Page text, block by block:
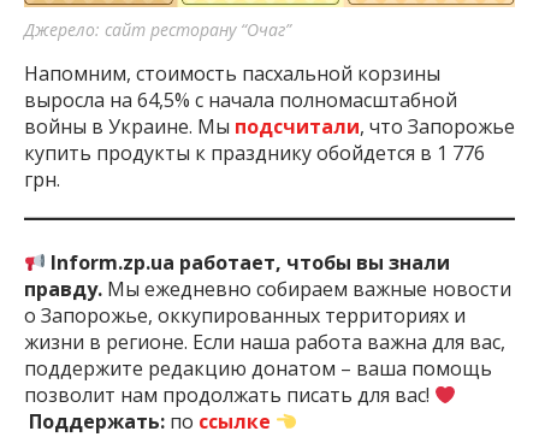
Джерело: сайт ресторану “Очаг”
Напомним, стоимость пасхальной корзины
выросла на 64,5% с начала полномасштабной
войны в Украине. Мы подсчитали, что Запорожье
купить продукты к празднику обойдется в 1 776
грн.
Inform.zp.ua работает, чтобы вы знали
правду. Мы ежедневно собираем важные новости
о Запорожье, оккупированных территориях и
жизни в регионе. Если наша работа важна для вас,
поддержите редакцию донатом – ваша помощь
позволит нам продолжать писать для вас!
Поддержать: по ссылке